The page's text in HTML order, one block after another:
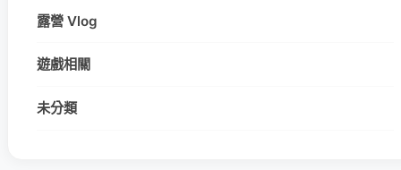
露營 Vlog
遊戲相關
未分類